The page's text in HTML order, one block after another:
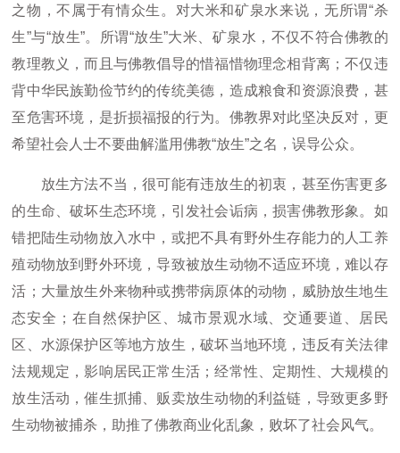
之物，不属于有情众生。对大米和矿泉水来说，无所谓“杀
生”与“放生”。所谓“放生”大米、矿泉水，不仅不符合佛教的
教理教义，而且与佛教倡导的惜福惜物理念相背离；不仅违
背中华民族勤俭节约的传统美德，造成粮食和资源浪费，甚
至危害环境，是折损福报的行为。佛教界对此坚决反对，更
希望社会人士不要曲解滥用佛教“放生”之名，误导公众。
放生方法不当，很可能有违放生的初衷，甚至伤害更多
的生命、破坏生态环境，引发社会诟病，损害佛教形象。如
错把陆生动物放入水中，或把不具有野外生存能力的人工养
殖动物放到野外环境，导致被放生动物不适应环境，难以存
活；大量放生外来物种或携带病原体的动物，威胁放生地生
态安全；在自然保护区、城市景观水域、交通要道、居民
区、水源保护区等地方放生，破坏当地环境，违反有关法律
法规规定，影响居民正常生活；经常性、定期性、大规模的
放生活动，催生抓捕、贩卖放生动物的利益链，导致更多野
生动物被捕杀，助推了佛教商业化乱象，败坏了社会风气。